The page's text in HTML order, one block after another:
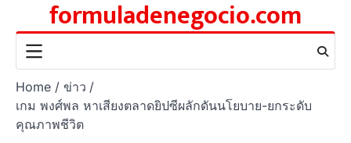
content
formuladenegocio.com
Home
ข่าว
เกม พงศ์พล หาเสียงตลาดยิปซีผลักดันนโยบาย-ยกระดับ
คุณภาพชีวิต